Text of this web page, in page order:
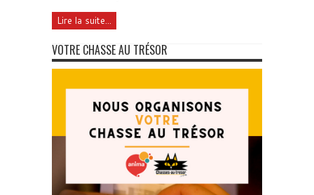
Lire la suite...
VOTRE CHASSE AU TRÉSOR